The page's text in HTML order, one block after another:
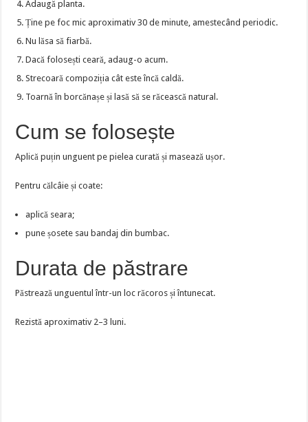
Adaugă planta.
Ține pe foc mic aproximativ 30 de minute, amestecând periodic.
Nu lăsa să fiarbă.
Dacă folosești ceară, adaug-o acum.
Strecoară compoziția cât este încă caldă.
Toarnă în borcănașe și lasă să se răcească natural.
Cum se folosește
Aplică puțin unguent pe pielea curată și masează ușor.
Pentru călcâie și coate:
aplică seara;
pune șosete sau bandaj din bumbac.
Durata de păstrare
Păstrează unguentul într-un loc răcoros și întunecat.
Rezistă aproximativ 2–3 luni.